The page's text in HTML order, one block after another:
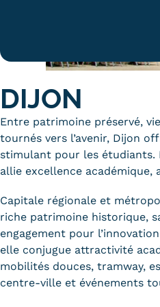
Agenda
Contacts services
Formulaire de
Menu
Mentions
Mentions légales RGPD CGU
DIJON
Entre patrimoine préservé,
tournés vers l’avenir, Dijon
stimulant pour les étudiants.
allie excellence académique,
Capitale régionale et
riche patrimoine historique,
engagement pour
elle conjugue attractivité
mobilités douces, tramway,
centre-ville et événements